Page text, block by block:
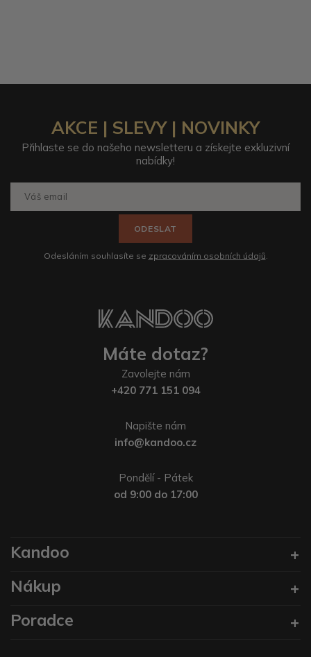
AKCE | SLEVY | NOVINKY
Přihlaste se do našeho newsletteru a získejte exkluzivní
nabídky!
ODESLAT
Odesláním souhlasíte se zpracováním osobních údajů
Máte dotaz?
Zavolejte nám
+420 771 151 094
Napište nám
info@kandoo.cz
Pondělí - Pátek
od 9:00 do 17:00
Kandoo
Nákup
Poradce